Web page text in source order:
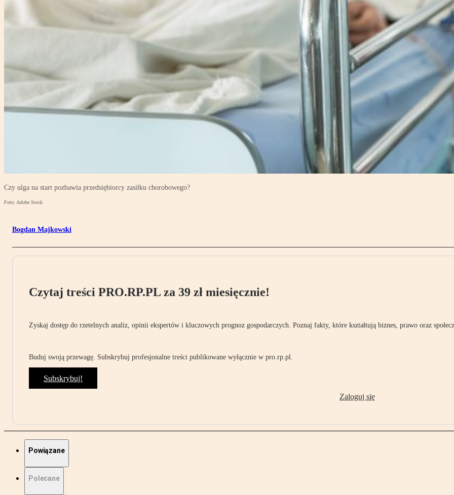
Czy ulga na start pozbawia przedsiębiorcy zasiłku chorobowego?
Foto: Adobe Stock
Bogdan Majkowski
Czytaj treści PRO.RP.PL za 39 zł miesięcznie!
Zyskaj dostęp do rzetelnych analiz, opinii ekspertów i kluczowych prognoz gospodarczych. Poznaj fakty, które kształtują biznes, prawo oraz
Buduj swoją przewagę. Subskrybuj profesjonalne treści publikowane wyłącznie w pro.rp.pl.
Subskrybuj!
Zaloguj się
Powiązane
Polecane